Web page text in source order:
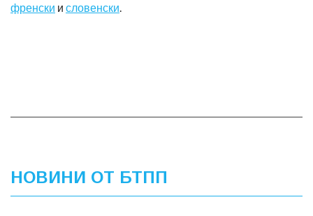
френски и словенски.
НОВИНИ ОТ БТПП